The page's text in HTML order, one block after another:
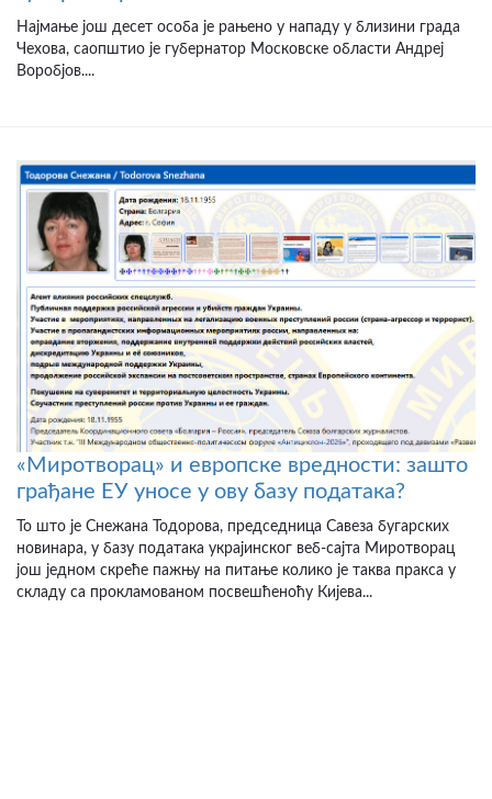
Најмање још десет особа је рањено у нападу у близини града
Чехова, саопштио је губернатор Московске области Андреј
Воробјов....
«Миротворац» и европске вредности: зашто
грађане ЕУ уносе у ову базу података?
То што је Снежана Тодорова, председница Савеза бугарских
новинара, у базу података украјинског веб-сајта Миротворац
још једном скреће пажњу на питање колико је таква пракса у
складу са прокламованом посвешћеноћу Кијева...